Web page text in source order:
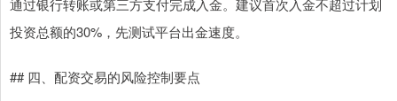
通过银行转账或第三方支付完成入金。建议首次入金不超过计划
投资总额的30%，先测试平台出金速度。
## 四、配资交易的风险控制要点